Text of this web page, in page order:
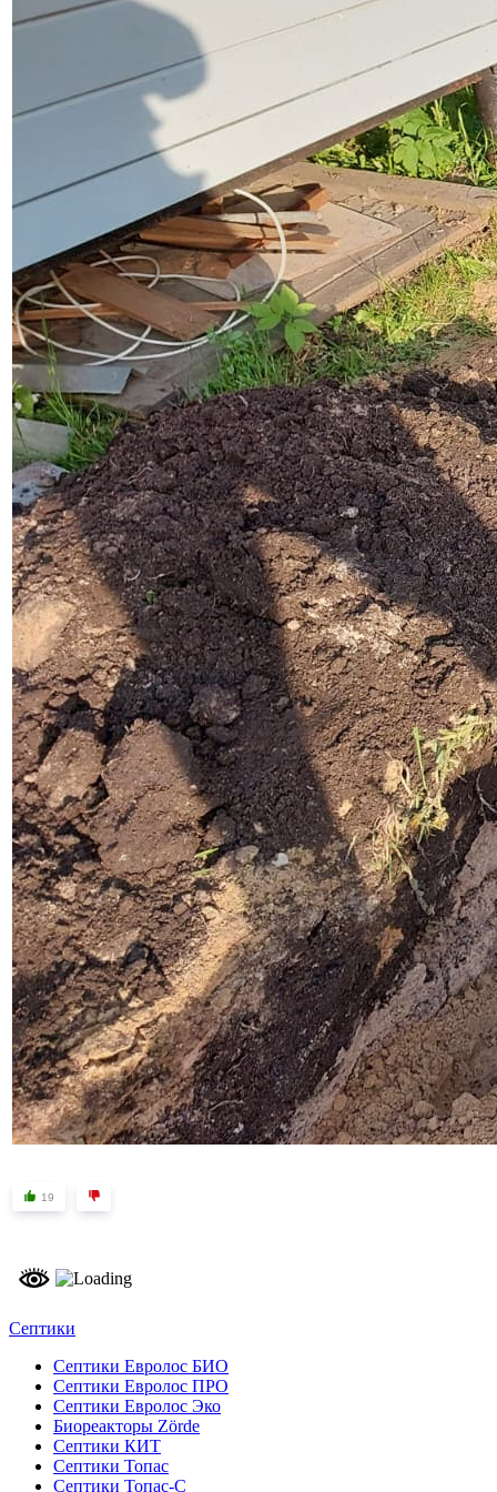
19
Септики
Септики Евролос БИО
Септики Евролос ПРО
Септики Евролос Эко
Биореакторы Zörde
Септики КИТ
Септики Топас
Септики Топас-С